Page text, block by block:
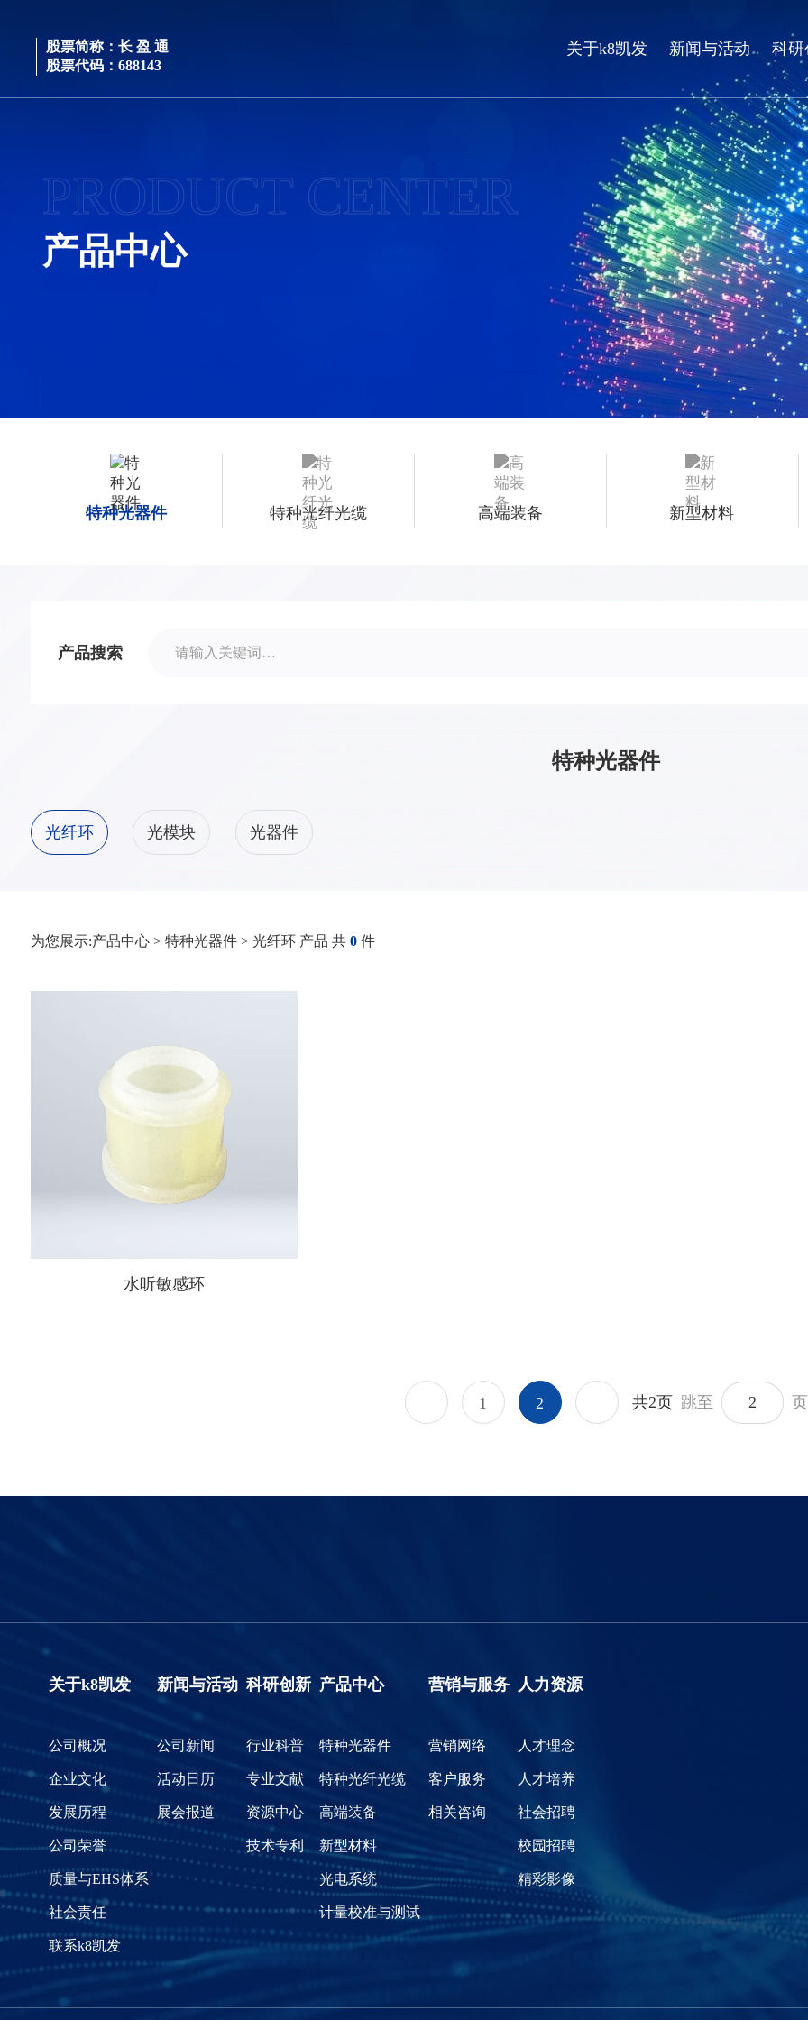
股票简称：长 盈 通
股票代码：688143
关于k8凯发 新闻与活动 科研
PRODUCT CENTER
产品中心
特种光器件 特种光纤光缆 高端装备 新型材料
产品搜索
特种光器件
光纤环 光模块 光器件
为您展示:产品中心 > 特种光器件 > 光纤环 产品 共 0件
水听敏感环
1 2 共2页 跳至 页
关于k8凯发
公司概况
企业文化
发展历程
公司荣誉
质量与EHS体系
社会责任
联系k8凯发
新闻与活动
公司新闻
活动日历
展会报道
科研创新
行业科普
专业文献
资源中心
技术专利
产品中心
特种光器件
特种光纤光缆
高端装备
新型材料
光电系统
计量校准与测试
营销与服务
营销网络
客户服务
相关咨询
人力资源
人才理念
人才培养
社会招聘
校园招聘
精彩影像